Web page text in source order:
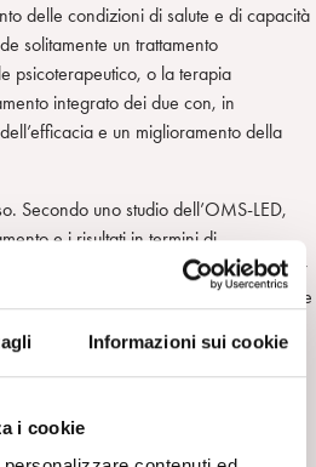
Informazioni sui cookie
i cookie
delle condizioni di salute e di capacità
solitamente un trattamento
psicoterapeutico, o la terapia
integrato dei due con, in
e un miglioramento della
Secondo uno studio dell’OMS-LED,
e i risultati in termini di
Paesi a basso, medio e alto reddito per
di riconoscimento e di accesso alle
si traduce in una perdita
di dollari ogni anno. Le perdite sono a
lavoro e dei governi. Le famiglie
le persone non possono lavorare. I
i dipendenti diventano meno produttivi